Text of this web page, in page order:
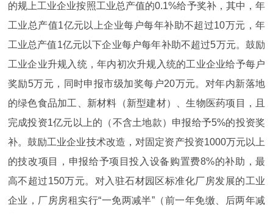
的规上工业企业按照工业总产值的0.1%给予奖补，其中，年
工业总产值1亿元以上企业每户每年补助不超过10万元，年
工业总产值1亿元以下企业每户每年补助不超过5万元。鼓励
工业企业升规入统，年内初次升规入统的工业企业给予每户
奖励5万元，同时申报市级加奖每户20万元。对年内新落地
的绿色食品加工、新材料（新型建材）、生物医药项目，且
完成投资1亿元以上的（不含土地款）申报给予5%的投资奖
补。鼓励工业企业技术改造，对固定资产投资1000万元以上
的技改项目，申报给予项目投入设备购置费8%的补助，最
高不超过150万元。对入驻石材园区标准化厂房发展的工业
企业，厂房房租实行“一免两减半”（前一年免缴、后两年减